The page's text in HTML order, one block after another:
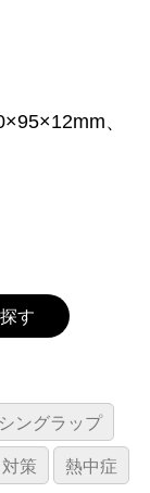
、
す
ングラップ
策 熱中症